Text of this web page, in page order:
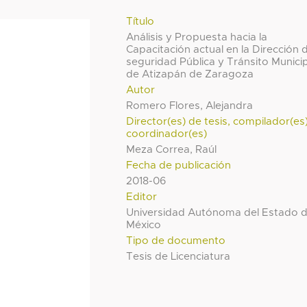
Título
Análisis y Propuesta hacia la
Capacitación actual en la Dirección
seguridad Pública y Tránsito
de Atizapán de Zaragoza
Autor
Romero Flores, Alejandra
Director(es) de tesis,
coordinador(es)
Meza Correa, Raúl
Fecha de publicación
2018-06
Editor
Universidad Autónoma del Estado
México
Tipo de documento
Tesis de Licenciatura